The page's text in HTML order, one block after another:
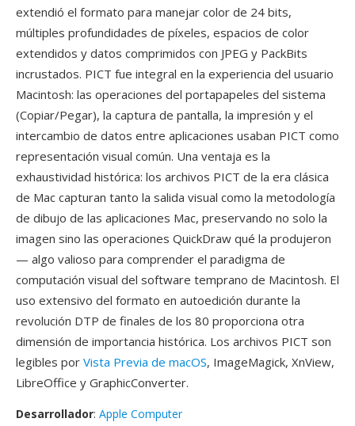
extendió el formato para manejar color de 24 bits,
múltiples profundidades de píxeles, espacios de color
extendidos y datos comprimidos con JPEG y PackBits
incrustados. PICT fue integral en la experiencia del usuario
Macintosh: las operaciones del portapapeles del sistema
(Copiar/Pegar), la captura de pantalla, la impresión y el
intercambio de datos entre aplicaciones usaban PICT como
representación visual común. Una ventaja es la
exhaustividad histórica: los archivos PICT de la era clásica
de Mac capturan tanto la salida visual como la metodología
de dibujo de las aplicaciones Mac, preservando no solo la
imagen sino las operaciones QuickDraw qué la produjeron
— algo valioso para comprender el paradigma de
computación visual del software temprano de Macintosh. El
uso extensivo del formato en autoedición durante la
revolución DTP de finales de los 80 proporciona otra
dimensión de importancia histórica. Los archivos PICT son
legibles por Vista Previa de macOS, ImageMagick, XnView,
LibreOffice y GraphicConverter.
Desarrollador: Apple Computer